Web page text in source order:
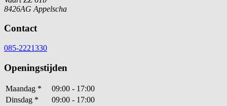
8426AG Appelscha
Contact
085-2221330
Openingstijden
Maandag *
09:00 - 17:00
Dinsdag *
09:00 - 17:00